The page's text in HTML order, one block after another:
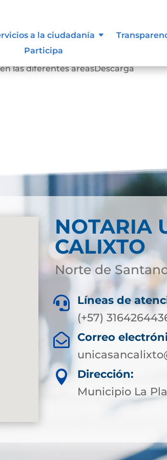
a la ciudadanía
Participa
tomar decisiones en
las diferentes areasDescarga
NOTARIA
CALIXTO
Norte de

Líneas de
(+57)

Correo

Dirección:
Municipio La